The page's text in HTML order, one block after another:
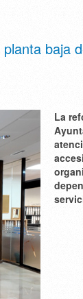
baja
La